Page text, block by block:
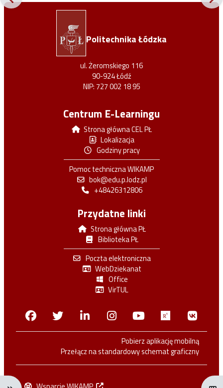
Politechnika Łódzka
ul. Żeromskiego 116
90-924 Łódź
NIP: 727 002 18 95
Centrum E-Learningu
Strona główna CEL PŁ
Lokalizacja
Godziny pracy
Pomoc techniczna WIKAMP
bok@edu.p.lodz.pl
+48426312806
Przydatne linki
Strona główna PŁ
Biblioteka PŁ
Poczta elektroniczna
WebDziekanat
Office
VirTUL
FacebookTwitterLinkedinInstagram
Youtube
Pobierz aplikację mobilną
Przełącz na standardowy schemat graficzny